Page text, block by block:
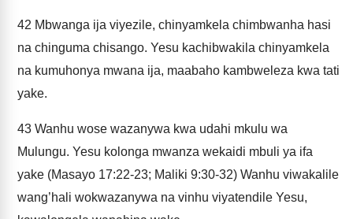
42 Mbwanga ija viyezile, chinyamkela chimbwanha hasi
na chinguma chisango. Yesu kachibwakila chinyamkela
na kumuhonya mwana ija, maabaho kambweleza kwa tati
yake.
43 Wanhu wose wazanywa kwa udahi mkulu wa
Mulungu. Yesu kolonga mwanza wekaidi mbuli ya ifa
yake (Masayo 17:22-23; Maliki 9:30-32) Wanhu viwakalile
wang’hali wokwazanywa na vinhu viyatendile Yesu,